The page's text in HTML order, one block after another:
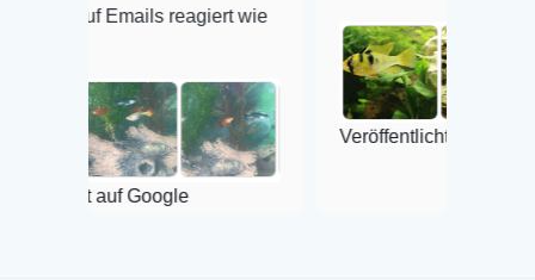
reagiert wie
Veröffentlicht auf Google